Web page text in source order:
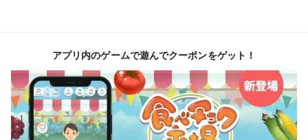
アプリ内のゲームで遊んでクーポンをゲット！